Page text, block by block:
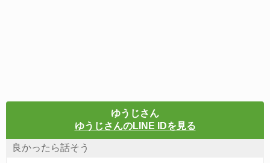
ゆうじさん
ゆうじさんのLINE IDを見る
良かったら話そう